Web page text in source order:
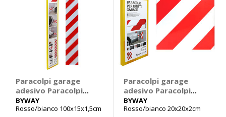
Paracolpi garage
adesivo Paracolpi
per pareti garage -
BYWAY
BYWAY
Rosso/bianco 100x15x1,5cm
Paracolpi garage
adesivo Paracolpi
per pareti garage -
BYWAY
BYWAY
Rosso/bianco 20x20x2cm